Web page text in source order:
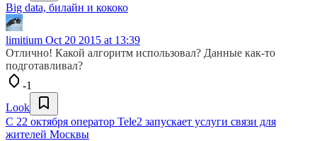
Big data, билайн и кококо
limitium Oct 20 2015 at 13:39
Отлично! Какой алгоритм использовал? Данные как-то
подготавливал?
-1
Look
С 22 октября оператор Tele2 запускает услуги связи для
жителей Москвы